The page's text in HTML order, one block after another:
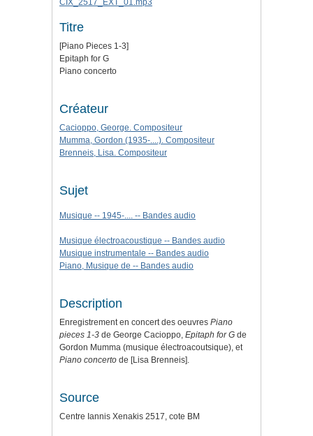
CIX_2517_EXT_01.mp3
Titre
[Piano Pieces 1-3]
Epitaph for G
Piano concerto
Créateur
Cacioppo, George. Compositeur
Mumma, Gordon (1935-....). Compositeur
Brenneis, Lisa. Compositeur
Sujet
Musique -- 1945-.... -- Bandes audio
Musique électroacoustique -- Bandes audio
Musique instrumentale -- Bandes audio
Piano, Musique de -- Bandes audio
Description
Enregistrement en concert des oeuvres Piano
pieces 1-3 de George Cacioppo, Epitaph for G de
Gordon Mumma (musique électroacoutsique), et
Piano concerto de [Lisa Brenneis].
Source
Centre Iannis Xenakis 2517, cote BM